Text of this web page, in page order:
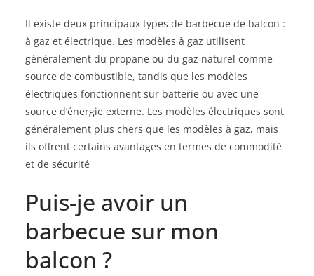
Il existe deux principaux types de barbecue de balcon :
à gaz et électrique. Les modèles à gaz utilisent
généralement du propane ou du gaz naturel comme
source de combustible, tandis que les modèles
électriques fonctionnent sur batterie ou avec une
source d’énergie externe. Les modèles électriques sont
généralement plus chers que les modèles à gaz, mais
ils offrent certains avantages en termes de commodité
et de sécurité
Puis-je avoir un
barbecue sur mon
balcon ?